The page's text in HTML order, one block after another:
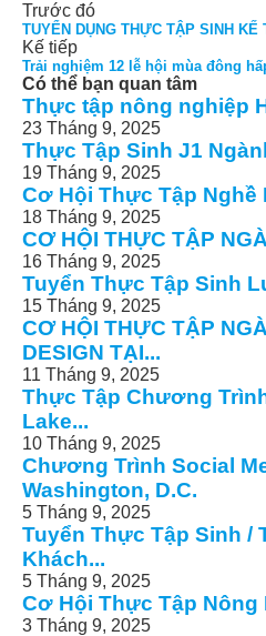
Trước đó
TUYỂN DỤNG THỰC TẬP SINH KẾ
Kế tiếp
Trải nghiệm 12 lễ hội mùa đông
Có thể bạn quan tâm
Thực tập nông nghiệp
23 Tháng 9, 2025
Thực Tập Sinh J1
19 Tháng 9, 2025
Cơ Hội Thực Tập Nghề
18 Tháng 9, 2025
CƠ HỘI THỰC TẬP
16 Tháng 9, 2025
Tuyển Thực Tập Sinh
15 Tháng 9, 2025
CƠ HỘI THỰC TẬP
DESIGN TẠI...
11 Tháng 9, 2025
Thực Tập Chương
Lake...
10 Tháng 9, 2025
Chương Trình Social
Washington, D.C.
5 Tháng 9, 2025
Tuyển Thực Tập Sinh /
Khách...
5 Tháng 9, 2025
Cơ Hội Thực Tập Nông
3 Tháng 9, 2025